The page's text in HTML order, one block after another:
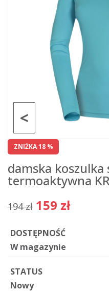
<
ZNIŻKA 18 %
damska koszulka
termoaktywna
194 zł 159 zł
DOSTĘPNOŚĆ
W magazynie
STATUS
Nowy